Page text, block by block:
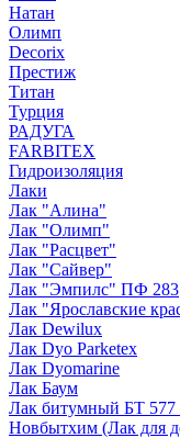
Натан
Олимп
Decorix
Престиж
Титан
Турция
РАДУГА
FARBITEX
Гидроизоляция
Лаки
Лак "Алина"
Лак "Олимп"
Лак "Расцвет"
Лак "Сайвер"
Лак "Эмпилс" ПФ 283
Лак "Ярославские
Лак Dewilux
Лак Dyo Parketex
Лак Dyomarine
Лак Баум
Лак битумный БТ
Новбытхим (Лак для